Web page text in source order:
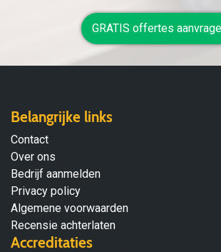
GRATIS offertes
Belangrijke links
Contact
Over ons
Bedrijf aanmelden
Privacy policy
Algemene voorwaarden
Recensie achterlaten
Accreditaties